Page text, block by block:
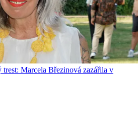
trest: Marcela Březinová zazářila v